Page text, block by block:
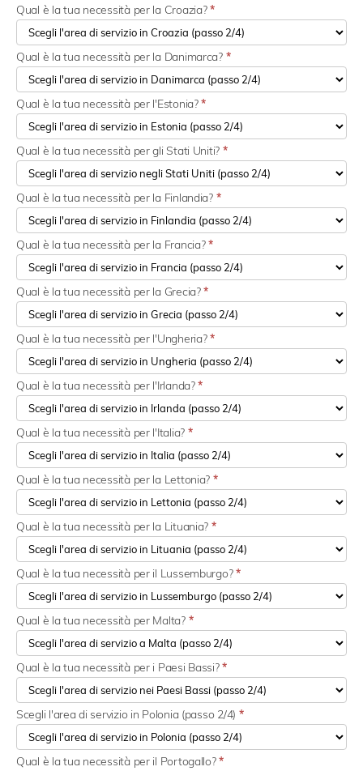
Qual è la tua necessità per la Croazia?*
Qual è la tua necessità per la Danimarca? *
Qual è la tua necessità per l'Estonia?*
Qual è la tua necessità per gli Stati Uniti? *
Qual è la tua necessità per la Finlandia? *
Qual è la tua necessità per la Francia?*
Qual è la tua necessità per la Grecia?*
Qual è la tua necessità per l'Ungheria?*
Qual è la tua necessità per l'Irlanda?*
Qual è la tua necessità per l'Italia? *
Qual è la tua necessità per la Lettonia? *
Qual è la tua necessità per la Lituania? *
Qual è la tua necessità per il Lussemburgo?*
Qual è la tua necessità per Malta? *
Qual è la tua necessità per i Paesi Bassi?*
Scegli l'area di servizio in Polonia (passo 2/4) *
Qual è la tua necessità per il Portogallo?*